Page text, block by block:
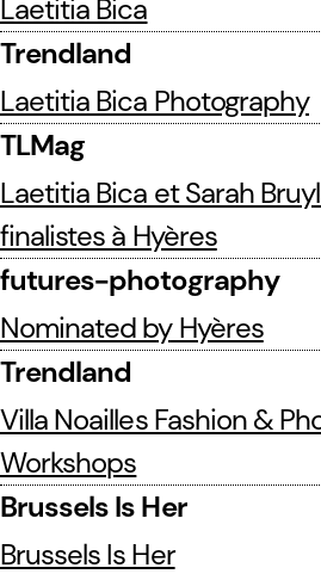
Laetitia Bica
Trendland
Laetitia Bica Photography
TLMag
Laetitia Bica et Sarah
finalistes à Hyères
futures-photography
Nominated by Hyères
Trendland
Villa Noailles Fashion &
Workshops
Brussels Is Her
Brussels Is Her